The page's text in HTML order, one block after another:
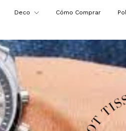
Deco Cómo Comprar